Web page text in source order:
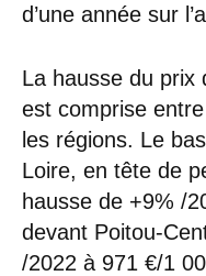
d’une année sur
La hausse du prix
est comprise
les régions. Le
Loire, en tête de
hausse de +9% /
devant Poitou-
/2022 à 971 €/1